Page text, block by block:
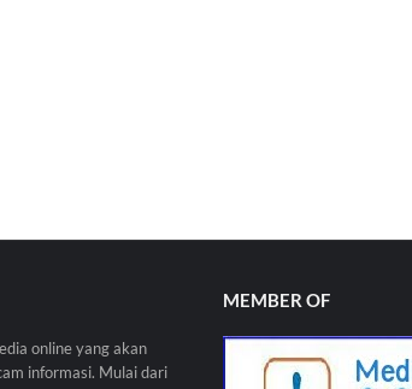
online yang akan
informasi. Mulai dari
MEMBER OF